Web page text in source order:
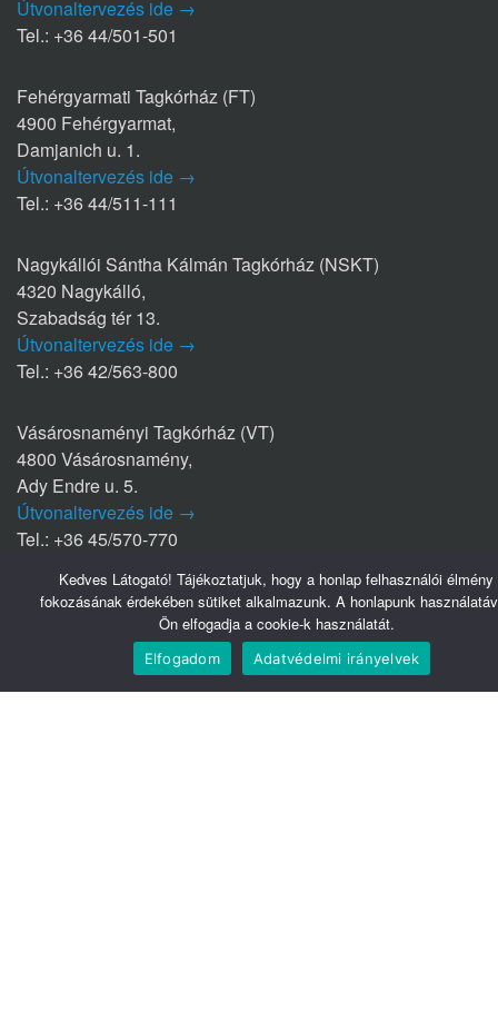
Útvonaltervezés ide →
Tel.: +36 44/501-501
Fehérgyarmati Tagkórház (FT)
4900 Fehérgyarmat,
Damjanich u. 1.
Útvonaltervezés ide →
Tel.: +36 44/511-111
Nagykállói Sántha Kálmán Tagkórház (NSKT)
4320 Nagykálló,
Szabadság tér 13.
Útvonaltervezés ide →
Tel.: +36 42/563-800
Vásárosnaményi Tagkórház (VT)
4800 Vásárosnamény,
Ady Endre u. 5.
Útvonaltervezés ide →
Tel.: +36 45/570-770
Nyírbátori Szakrendelő (NYSZ)
Édesanyák útja 1/a.
Útvonaltervezés ide →
Kedves Látogató! Tájékoztatjuk, hogy a honlap felhasználói élmény
fokozásának érdekében sütiket alkalmazunk. A honlapunk
Ön elfogadja a cookie-k használatát.
Elfogadom Adatvédelmi irányelvek